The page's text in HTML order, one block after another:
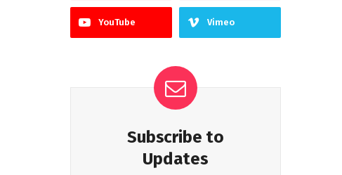
YouTube Vimeo
Subscribe to
Updates